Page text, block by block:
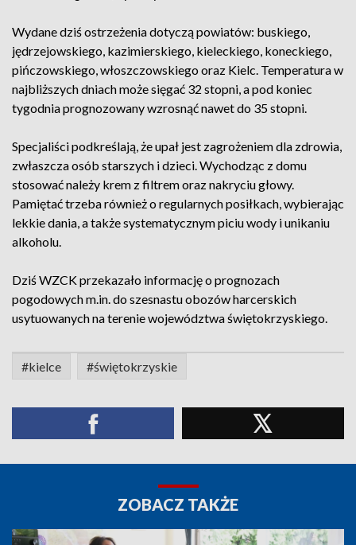
Wydane dziś ostrzeżenia dotyczą powiatów: buskiego,
jędrzejowskiego, kazimierskiego, kieleckiego, koneckiego,
pińczowskiego, włoszczowskiego oraz Kielc. Temperatura w
najbliższych dniach może sięgać 32 stopni, a pod koniec
tygodnia prognozowany wzrosnąć nawet do 35 stopni.
Specjaliści podkreślają, że upał jest zagrożeniem dla zdrowia,
zwłaszcza osób starszych i dzieci. Wychodząc z domu
stosować należy krem z filtrem oraz nakryciu głowy.
Pamiętać trzeba również o regularnych posiłkach, wybierając
lekkie dania, a także systematycznym piciu wody i unikaniu
alkoholu.
Dziś WZCK przekazało informację o prognozach
pogodowych m.in. do szesnastu obozów harcerskich
usytuowanych na terenie województwa świętokrzyskiego.
#kielce #świętokrzyskie
ZOBACZ TAKŻE